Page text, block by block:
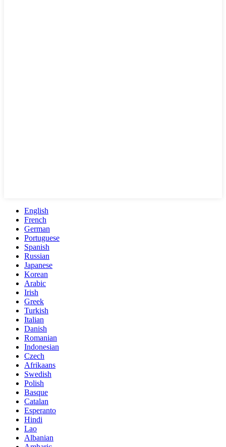
English
French
German
Portuguese
Spanish
Russian
Japanese
Korean
Arabic
Irish
Greek
Turkish
Italian
Danish
Romanian
Indonesian
Czech
Afrikaans
Swedish
Polish
Basque
Catalan
Esperanto
Hindi
Lao
Albanian